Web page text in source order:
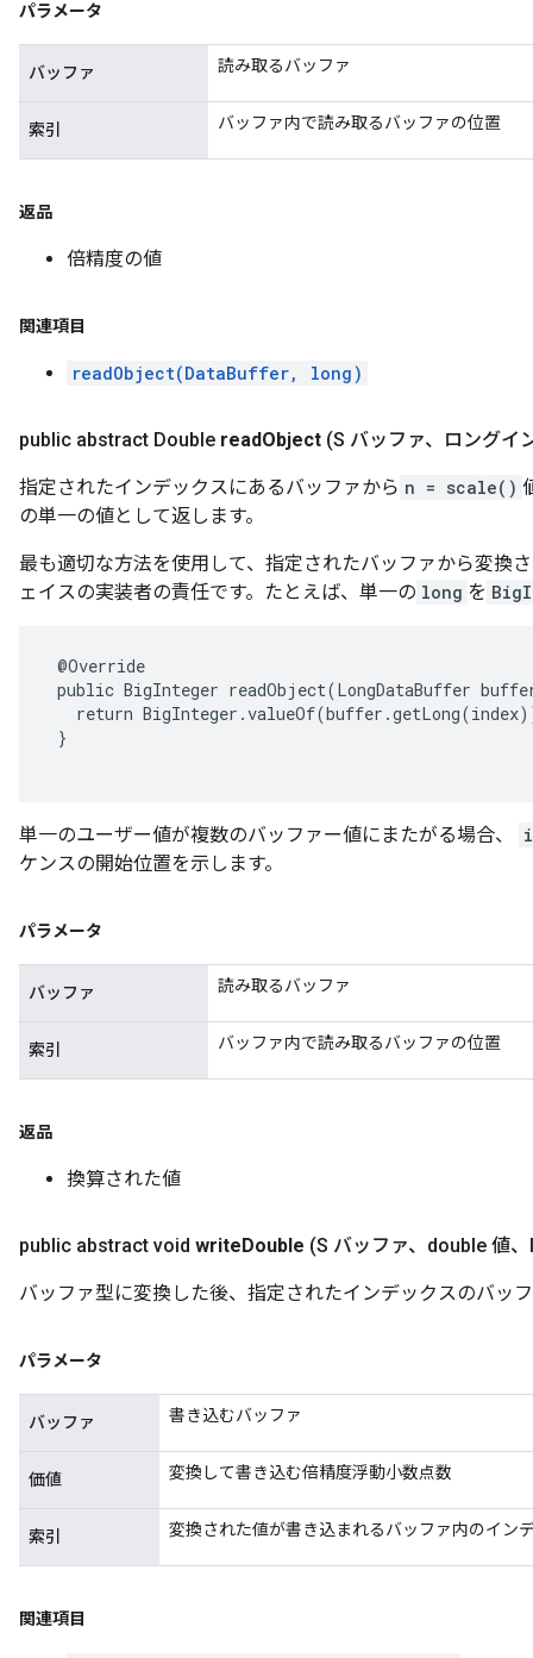
パラメータ
バッファ 読み取るバッファ
索引 バッファ内で読み取るバッファの位置
返品
倍精度の値
関連項目
readObject(DataBuffer, long)
public abstract Double readObject (S バッファ、ロングイ
指定されたインデックスにあるバッファから n = scale()
の単一の値として返します。
最も適切な方法を使用して、指定されたバッファから変換
ェイスの実装者の責任です。たとえば、単一の long を
@Override
public BigInteger readObject(LongDataBuffer
return
}
単一のユーザー値が複数のバッファー値にまたがる場合、
ケンスの開始位置を示します。
パラメータ
バッファ 読み取るバッファ
索引 バッファ内で読み取るバッファの位置
返品
換算された値
public abstract void writeDouble (S バッファ、double 値
バッファ型に変換した後、指定されたインデックスのバッ
パラメータ
バッファ 書き込むバッファ
価値 変換して書き込む倍精度浮動小数点数
索引 変換された値が書き込まれるバッファ内のイン
関連項目